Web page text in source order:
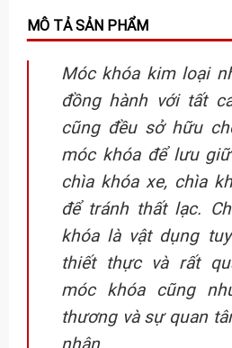
Móc khóa kim loại
đồng hành với tất
cũng đều sở hữu
móc khóa để lưu
chìa khóa xe, chìa
để tránh thất lạc.
khóa là vật dụng
thiết thực và rất
móc khóa cũng
thương và sự quan
nhận.